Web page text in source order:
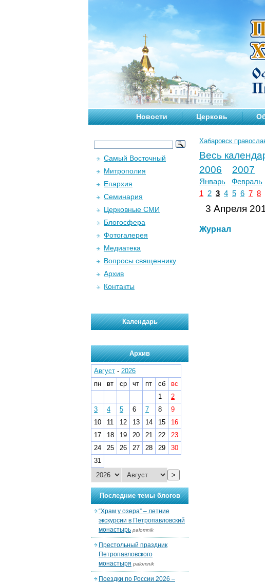
Новости Церковь
Хабаровск
Весь
2006
2007
Январь Февраль
1
2 3 4 5 6 7 8
3 Апреля
Журнал
Самый Восточный
Митрополия
Епархия
Семинария
Церковные СМИ
Блогосфера
Фотогалерея
Медиатека
Вопросы священнику
Архив
Контакты
Календарь
Архив
Август - 2026
пн
вт ср чт пт сб
вс
1
2
3
4 5 6 7 8
9
10
11 12 13 14 15
16
17
18 19 20 21 22
23
24
25 26 27 28 29
30
31
>
Последние темы блогов
“Храм у озера” – летние
экскурсии в Петропавловский
монастырь palomnik
Престольный праздник
Петропавловского
монастыря palomnik
Поездки по России 2026 –